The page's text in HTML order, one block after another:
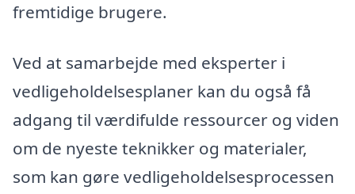
fremtidige brugere.
Ved at samarbejde med eksperter i
vedligeholdelsesplaner kan du også få
adgang til værdifulde ressourcer og viden
om de nyeste teknikker og materialer,
som kan gøre vedligeholdelsesprocessen